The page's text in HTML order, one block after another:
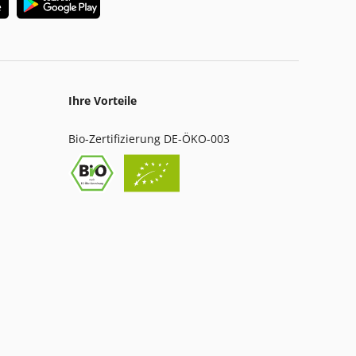
Ihre Vorteile
Bio-Zertifizierung DE-ÖKO-003